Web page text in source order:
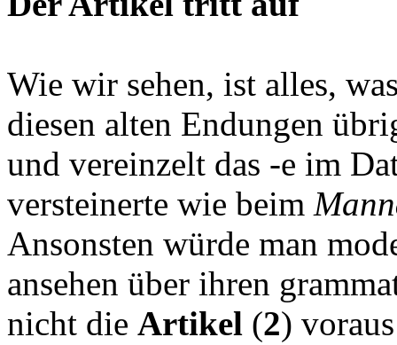
Wie wir sehen, ist alles,
diesen alten Endungen
und vereinzelt das -e im
versteinerte wie beim Mann
Ansonsten würde man
ansehen über ihren
nicht die Artikel (2)